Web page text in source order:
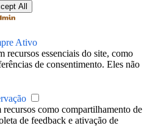
All
Ativo
recursos essenciais do site, como
de consentimento. Eles não
como compartilhamento de
de feedback e ativação de